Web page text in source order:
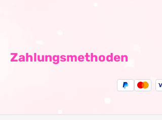
Zahlungsmethoden